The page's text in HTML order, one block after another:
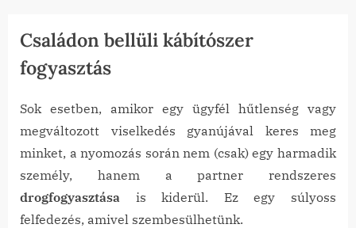
Cikkek
Családon bellüli kábítószer
fogyasztás
Posted
on
2026-
07-09
By
tanai
Sok esetben, amikor egy ügyfél hűtlenség vagy
megváltozott viselkedés gyanújával keres meg
minket, a nyomozás során nem (csak) egy harmadik
személy, hanem a partner rendszeres
drogfogyasztása is kiderül. Ez egy súlyoss
felfedezés, amivel szembesülhetünk.